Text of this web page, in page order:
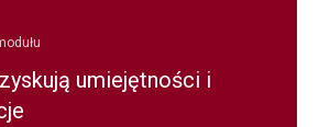
umiejętności i